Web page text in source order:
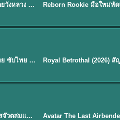
My Royal Nemesis ศัตรูหัวใจ นางร้ายวังหลวง (2026) พากย์ไทย ซับไทย EP.1-14 ★8.1
Mystic Nine เก้าสกุล (2026) พากย์ไทย ซับไทย EP.1-30 ★9
Stuart Fails to Save the Universe สจ๊วตล่มแผนกู้จักรวาล (2026) พากย์ไทย ซับไทย EP.1-10 ★7.8